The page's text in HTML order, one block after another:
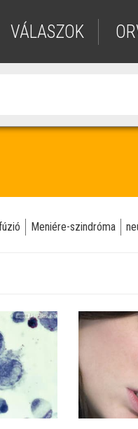
VÁLASZOK
Meniére-szindróma